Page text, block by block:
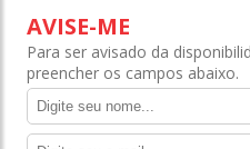
AVISE-ME
Para ser avisado da
preencher os campos abaixo.